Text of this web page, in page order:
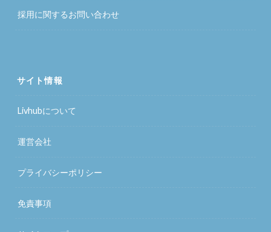
採用に関するお問い合わせ
サイト情報
Livhubについて
運営会社
プライバシーポリシー
免責事項